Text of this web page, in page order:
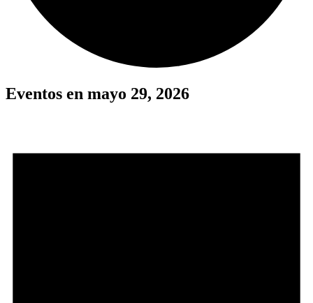
Eventos en mayo 29, 2026